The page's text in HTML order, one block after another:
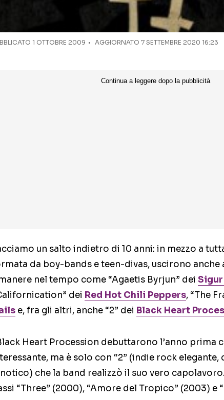
1 OTTOBRE 2009 AGGIORNATO 7 SETTEMBRE 2020 16:23
un salto indietro di 10 anni: in mezzo a
da boy-bands e teen-divas, uscirono anche
nel tempo come “Agaetis Byrjun” dei Sigur
dei Red Hot Chili Peppers, “The
e, fra gli altri, anche “2” dei Black Heart
Heart Procession debuttarono l’anno prima
ma è solo con “2” (indie rock
che la band realizzò il suo vero
“Three” (2000), “Amore del Tropico” (2003) e